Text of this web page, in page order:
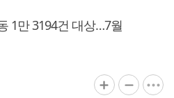
1만 3194건 대상…7월